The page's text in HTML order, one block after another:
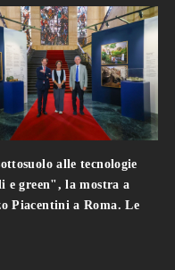
alle tecnologie
e green", la mostra a
Piacentini a Roma. Le